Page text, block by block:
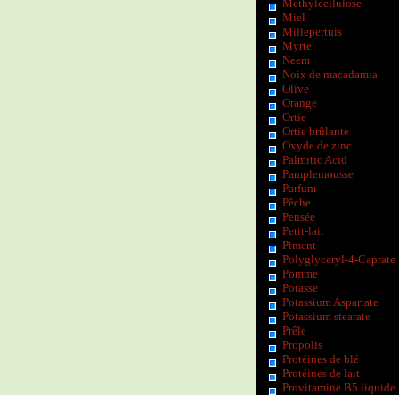
Methylcellulose
Miel
Millepertuis
Myrte
Neem
Noix de macadamia
Olive
Orange
Ortie
Ortie brûlante
Oxyde de zinc
Palmitic Acid
Pamplemousse
Parfum
Pêche
Pensée
Petit-lait
Piment
Polyglyceryl-4-Caprate
Pomme
Potasse
Potassium Aspartate
Potassium stearate
Prêle
Propolis
Protéines de blé
Protéines de lait
Provitamine B5 liquide